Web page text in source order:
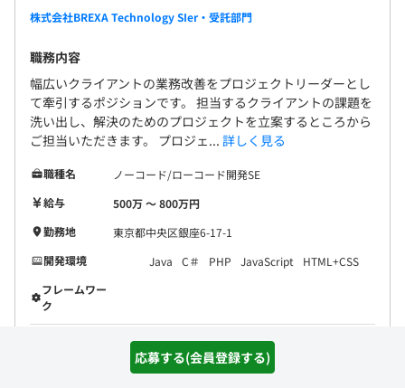
応募する(会員登録する)
株式会社BREXA Technology SIer・受託部門
職務内容
幅広いクライアントの業務改善をプロジェクトリーダーとし
て牽引するポジションです。 担当するクライアントの課題を
洗い出し、解決のためのプロジェクトを立案するところから
ご担当いただきます。 プロジェ... 詳しく見る
職種名
ノーコード/ローコード開発SE
給与
500万 〜 800万円
勤務地
東京都中央区銀座6-17-1
開発環境
Java C＃ PHP JavaScript
HTML+CSS
フレームワー
ク
気になる(会員登録) 詳細を見る